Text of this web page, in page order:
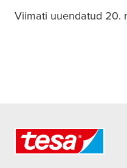
Viimati uuendatud 20.